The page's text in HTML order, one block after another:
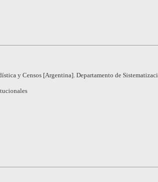
y Censos [Argentina]. Departamento de